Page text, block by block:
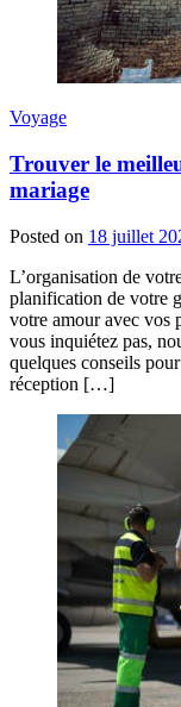
Voyage
Trouver le
mariage
Posted on 18 juillet
L’organisation de
planification de votre
votre amour avec vos
vous inquiétez pas,
quelques conseils
réception […]